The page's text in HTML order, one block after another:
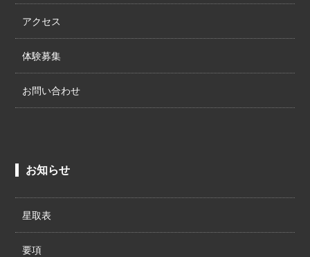
アクセス
体験募集
お問い合わせ
お知らせ
星取表
要項